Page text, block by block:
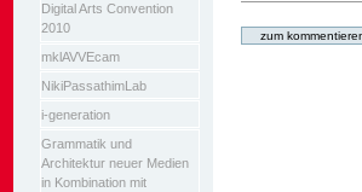
Digital Arts Convention
2010
mklAVVEcam
NikiPassathimLab
i-generation
Grammatik und
Architektur neuer Medien
in Kombination mit